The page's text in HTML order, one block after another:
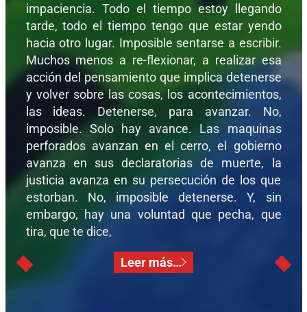
impaciencia. Todo el tiempo estoy llegando
tarde, todo el tiempo tengo que estar yendo
hacia otro lugar. Imposible sentarse a escribir.
Muchos menos a re-flexionar, a realizar esa
acción del pensamiento que implica detenerse
y volver sobre las cosas, los acontecimientos,
las ideas. Detenerse, para avanzar. No,
imposible. Solo hay avance. Las maquinas
perforados avanzan en el cerro, el gobierno
avanza en sus declaratorias de muerte, la
justicia avanza en su persecución de los que
estorban. No, imposible detenerse. Y, sin
embargo, hay una voluntad que pecha, que
tira, que te dice,
Leer más…